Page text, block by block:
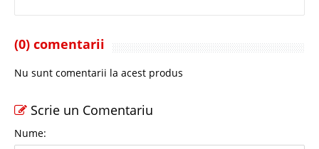
(0) comentarii
Nu sunt comentarii la acest produs
Scrie un Comentariu
Nume: